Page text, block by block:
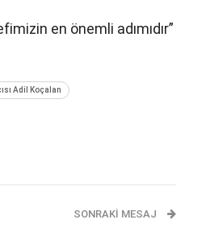
en önemli adımıdır”
Adil Koçalan
SONRAKI MESAJ